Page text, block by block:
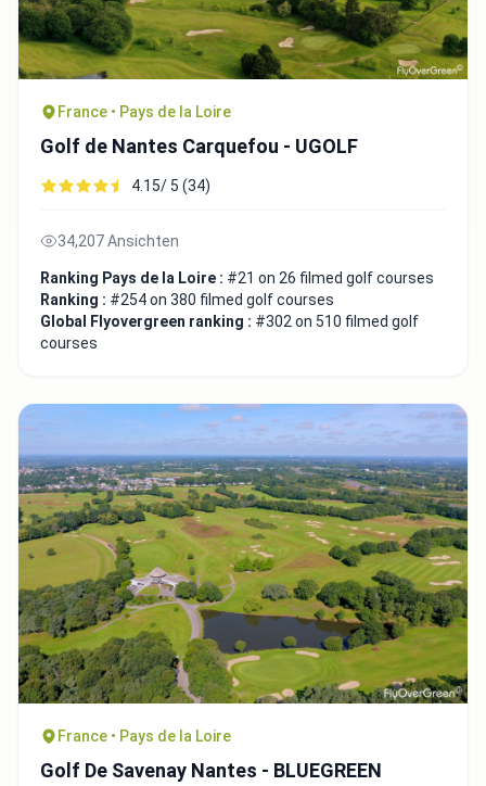
France • Pays de la Loire
Golf de Nantes Carquefou - UGOLF
4.15/ 5 (34)
34,207 Ansichten
Ranking Pays de la Loire : #21 on 26 filmed golf courses
Ranking : #254 on 380 filmed golf courses
Global Flyovergreen ranking : #302 on 510 filmed golf
courses
France • Pays de la Loire
Golf De Savenay Nantes - BLUEGREEN